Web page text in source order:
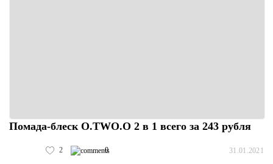
Помада-блеск O.TWO.O 2 в 1 всего за 243 рубля
2 0 31.01.2021